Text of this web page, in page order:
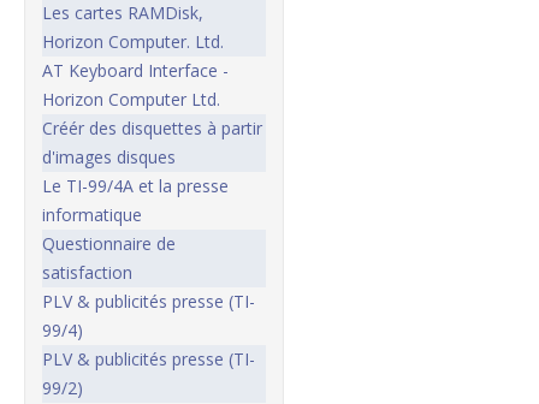
Les cartes RAMDisk,
Horizon Computer. Ltd.
AT Keyboard Interface -
Horizon Computer Ltd.
Créér des disquettes à partir
d'images disques
Le TI-99/4A et la presse
informatique
Questionnaire de
satisfaction
PLV & publicités presse (TI-
99/4)
PLV & publicités presse (TI-
99/2)